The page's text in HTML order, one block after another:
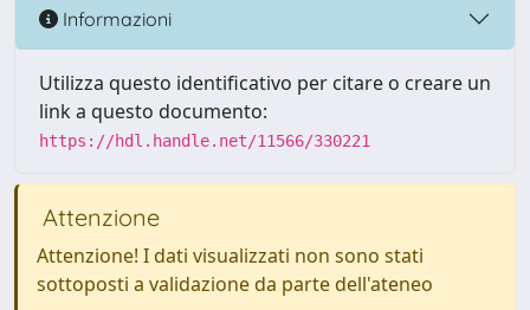
Informazioni
Utilizza questo identificativo per citare o creare un
link a questo documento:
https://hdl.handle.net/11566/330221
Attenzione
Attenzione! I dati visualizzati non sono stati
sottoposti a validazione da parte dell'ateneo